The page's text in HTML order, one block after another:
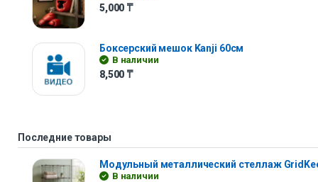
5,000 ₸
Боксерский мешок Kanji 60см
В наличии
8,500 ₸
Последние товары
Модульный металлический стеллаж
В наличии